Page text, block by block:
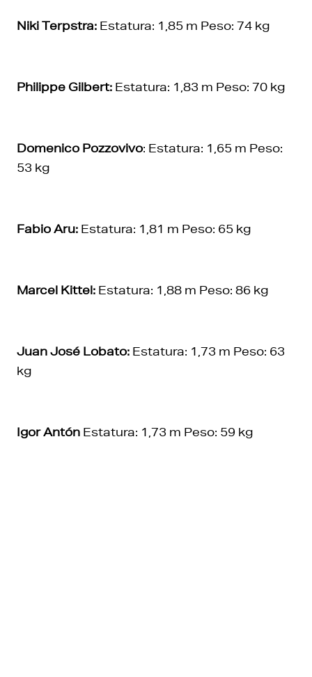
Niki Terpstra: Estatura: 1,85 m Peso: 74 kg
Philippe Gilbert: Estatura: 1,83 m Peso: 70 kg
Domenico Pozzovivo: Estatura: 1,65 m Peso:
53 kg
Fabio Aru: Estatura: 1,81 m Peso: 65 kg
Marcel Kittel: Estatura: 1,88 m Peso: 86 kg
Juan José Lobato: Estatura: 1,73 m Peso: 63
kg
Igor Antón Estatura: 1,73 m Peso: 59 kg